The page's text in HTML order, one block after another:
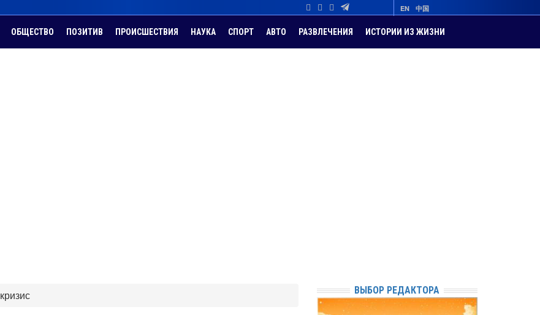
EN 中国
ОБЩЕСТВО ПОЗИТИВ ПРОИСШЕСТВИЯ НАУКА СПОРТ АВТО РАЗВЛЕЧЕНИЯ ИСТОРИИ ИЗ ЖИЗНИ
кризис ВЫБОР РЕДАКТОРА